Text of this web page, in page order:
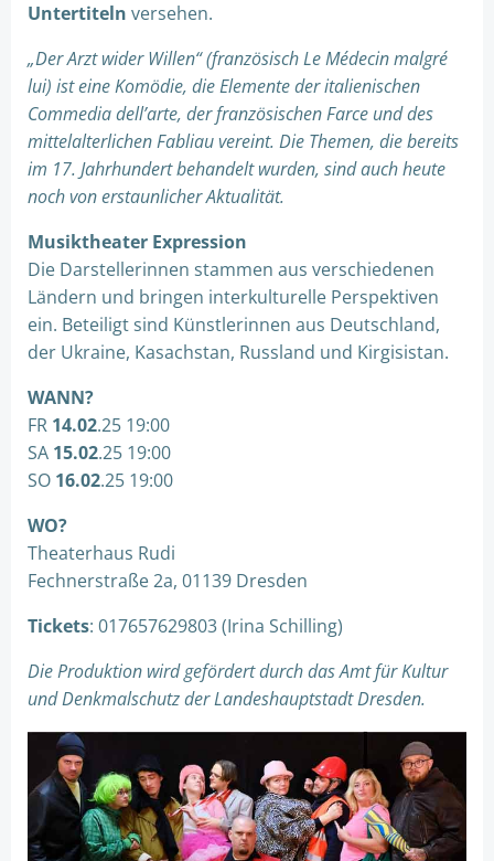
Untertiteln versehen.
„Der Arzt wider Willen“ (französisch Le Médecin malgré
lui) ist eine Komödie, die Elemente der italienischen
Commedia dell’arte, der französischen Farce und des
mittelalterlichen Fabliau vereint. Die Themen, die bereits
im 17. Jahrhundert behandelt wurden, sind auch heute
noch von erstaunlicher Aktualität.
Musiktheater Expression
Die Darstellerinnen stammen aus verschiedenen
Ländern und bringen interkulturelle Perspektiven
ein. Beteiligt sind Künstlerinnen aus Deutschland,
der Ukraine, Kasachstan, Russland und Kirgisistan.
WANN?
FR 14.02.25 19:00
SA 15.02.25 19:00
SO 16.02.25 19:00
WO?
Theaterhaus Rudi
Fechnerstraße 2a, 01139 Dresden
Tickets: 017657629803 (Irina Schilling)
Die Produktion wird gefördert durch das Amt für Kultur
und Denkmalschutz der Landeshauptstadt Dresden.